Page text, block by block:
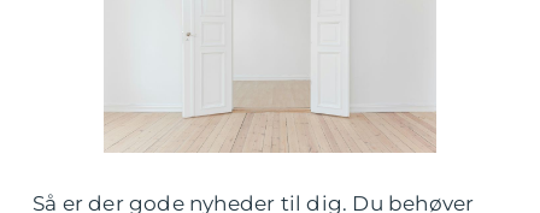
Så er der gode nyheder til dig. Du behøver